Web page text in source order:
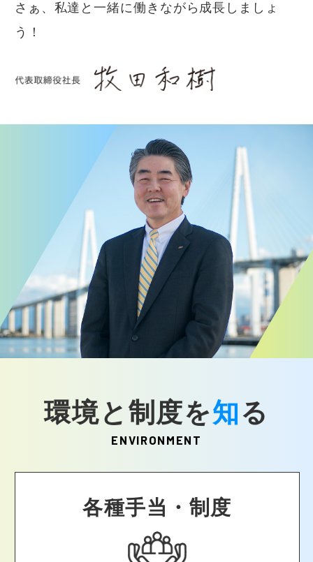
さぁ、私達と一緒に働きながら成長しましょ
う！
環境と制度を知る
ENVIRONMENT
各種手当・制度